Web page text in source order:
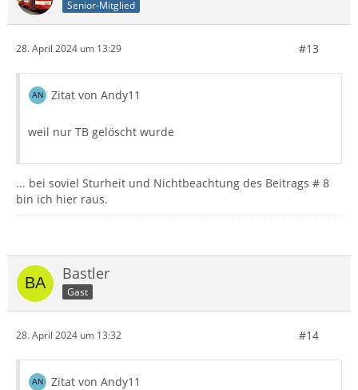
Senior-Mitglied
28. April 2024 um 13:29 #13
Zitat von Andy11
weil nur TB gelöscht wurde
... bei soviel Sturheit und Nichtbeachtung des Beitrags # 8
bin ich hier raus.
Bastler
Gast
28. April 2024 um 13:32 #14
Zitat von Andy11